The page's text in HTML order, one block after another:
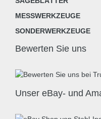
MESSWERKZEUGE
SONDERWERKZEUGE
Bewerten Sie uns
Unser eBay- und